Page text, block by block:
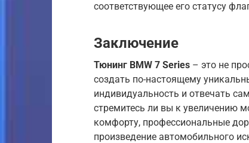
соответствующее его статусу
Заключение
Тюнинг BMW 7 Series – это не
создать по-настоящему
индивидуальность и отвечать
стремитесь ли вы к увеличению
комфорту, профессиональные
произведение автомобильного